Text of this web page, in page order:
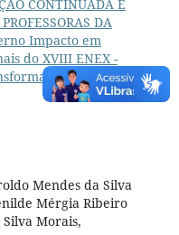
CONTINUADA E
DA
Impacto em
do XVIII ENEX -
Realidades e
Mendes da Silva
Mérgia Ribeiro
Morais,